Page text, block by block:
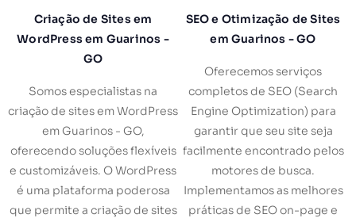
Criação de Sites em
WordPress em Guarinos -
GO
Somos especialistas na
criação de sites em WordPress
em Guarinos - GO,
oferecendo soluções flexíveis
e customizáveis. O WordPress
é uma plataforma poderosa
que permite a criação de sites
SEO e Otimização de Sites
em Guarinos - GO
Oferecemos serviços
completos de SEO (Search
Engine Optimization) para
garantir que seu site seja
facilmente encontrado pelos
motores de busca.
Implementamos as melhores
práticas de SEO on-page e